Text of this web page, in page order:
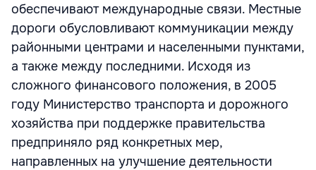
обеспечивают международные связи. Местные
дороги обусловливают коммуникации между
районными центрами и населенными пунктами,
а также между последними. Исходя из
сложного финансового положения, в 2005
году Министерство транспорта и дорожного
хозяйства при поддержке правительства
предприняло ряд конкретных мер,
направленных на улучшение деятельности